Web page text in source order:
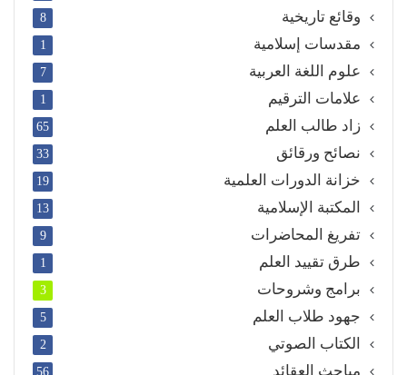
وقائع تاريخية 8
مقدسات إسلامية 1
علوم اللغة العربية 7
علامات الترقيم 1
زاد طالب العلم 65
نصائح ورقائق 33
خزانة الدورات العلمية 19
المكتبة الإسلامية 13
تفريغ المحاضرات 9
طرق تقييد العلم 1
برامج وشروحات 3
جهود طلاب العلم 5
الكتاب الصوتي 2
مباحث العقائد 56